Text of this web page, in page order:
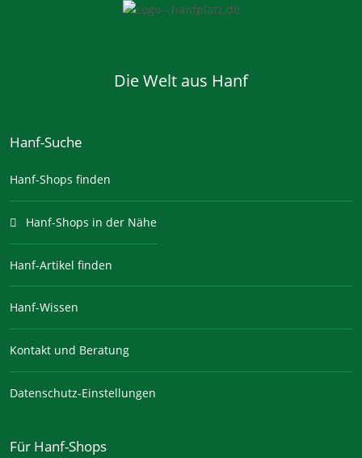
Die Welt aus Hanf
Hanf-Suche
Hanf-Shops finden
Hanf-Shops in der Nähe
Hanf-Artikel finden
Hanf-Wissen
Kontakt und Beratung
Datenschutz-Einstellungen
Für Hanf-Shops